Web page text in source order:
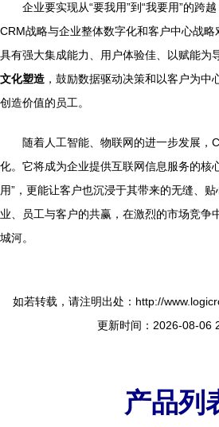
企业要实现从“要我用”到“我要用”的跨越
CRM战略与企业整体数字化和客户中心战略
具有强大集成能力、用户体验佳、以赋能为
文化塑造 ，鼓励数据驱动决策和以客户为
创造价值的员工。
随着人工智能、物联网的进一步发展，
化。它将成为企业提供互联网信息服务的核
用”，更能让客户也沉浸于其带来的无缝、
业、员工与客户的共赢，在激烈的市场竞争
城河。
如若转载，请注明出处：http://
更新时间：2026-08-06
产品列